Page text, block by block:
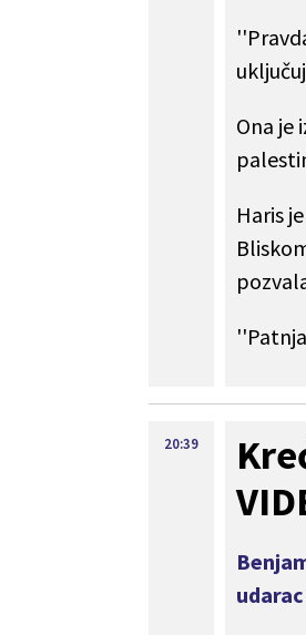
Ona je
Haris
20:39